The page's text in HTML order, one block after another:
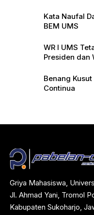
Kata Naufal
BEM UMS
WR I UMS
Presiden dan
Benang
Continua
Griya Mahasiswa,
Jl. Ahmad Yani, Tromol
Kabupaten Sukoharjo,